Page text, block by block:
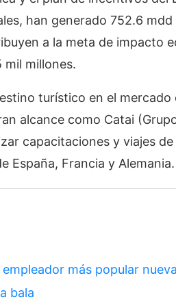
han generado 752.6 mdd
a la meta de impacto
mil millones.
turístico en el mercado
alcance como Catai
capacitaciones y viajes de
España, Francia y Alemania.
más popular
bala